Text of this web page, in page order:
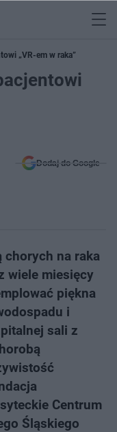
„VR-em w raka”
Dodaj do Google
chorych na raka
wiele miesięcy
piękna
i
sali z
Centrum
Śląskiego